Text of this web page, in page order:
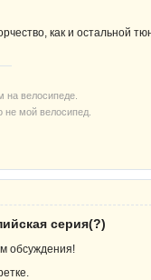
как и остальной
на велосипеде.
не мой велосипед.
серия(?)
обсуждения!